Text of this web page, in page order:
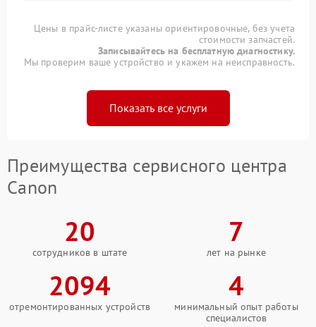
Цены в прайс-листе указаны ориентировочные, без учета
стоимости запчастей.
Записывайтесь на бесплатную диагностику.
Мы проверим ваше устройство и укажем на неисправность.
Показать все услуги
Преимущества сервисного центра
Canon
20
сотрудников в штате
7
лет на рынке
2094
отремонтированных устройств
4
минимальный опыт работы
специалистов